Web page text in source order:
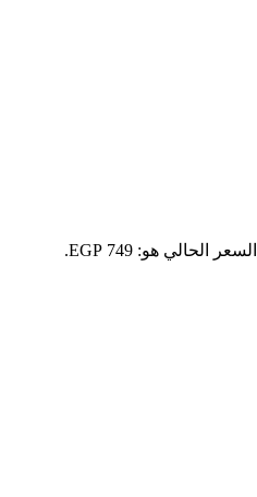
السعر الحالي هو: 749 EGP.